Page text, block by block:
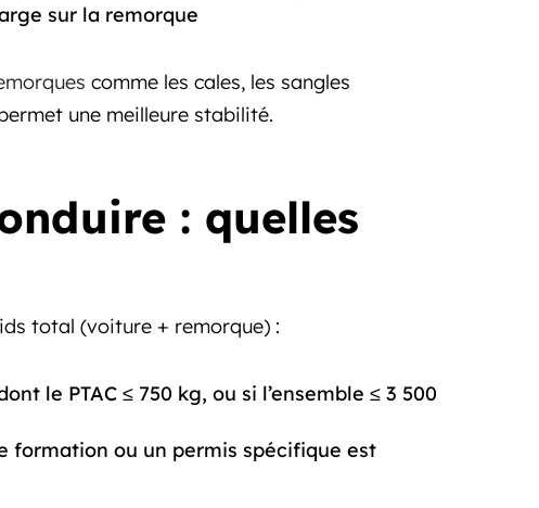
sur la remorque
comme les cales, les sangles
une meilleure stabilité.
: quelles
total (voiture + remorque) :
le PTAC ≤ 750 kg, ou si l’ensemble ≤ 3 500
formation ou un permis spécifique est